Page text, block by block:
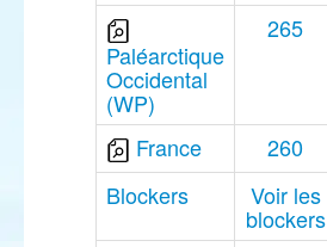
Paléarctique
Occidental
(WP)
265
France 260
Blockers
Voir les
blockers